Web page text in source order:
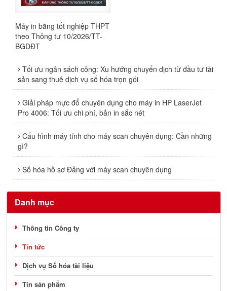
Máy in bằng tốt nghiệp THPT
theo Thông tư 10/2026/TT-
BGDĐT
Tối ưu ngân sách công: Xu hướng chuyển dịch từ đầu tư tài
sản sang thuê dịch vụ số hóa trọn gói
Giải pháp mực đổ chuyên dụng cho máy in HP LaserJet
Pro 4006: Tối ưu chi phí, bản in sắc nét
Cấu hình máy tính cho máy scan chuyên dụng: Cần những
gì?
Số hóa hồ sơ Đảng với máy scan chuyên dụng
Danh mục
Thông tin Công ty
Tin tức
Dịch vụ Số hóa tài liệu
Tin sản phẩm